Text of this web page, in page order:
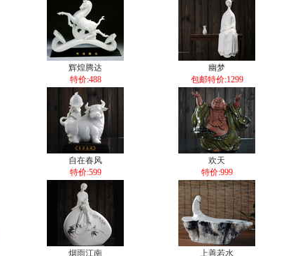
辉煌腾达
特价:488
幽梦
包邮特价:1299
自在春风
特价:599
欢天
特价:999
烟雨江南 上善若水